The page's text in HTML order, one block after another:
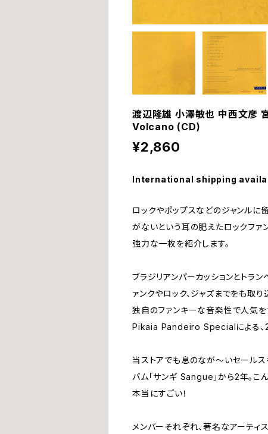
渡辺隆雄 小澤敏也 中西文
Volcano (CD)
¥2,860
International shipping
ロックやポップスなどのジャンルに
がないという耳の肥えたロックファ
強力な一枚を紹介します。
ブラジリアンパーカッションとトラン
ァンクやロック、ジャズまでをも取
独自のファンキーな音楽性で人気
Pikaia Pandeiro Specialによる、
当ストアでも息のなが〜いセール
バム「サンギ Sangue」から2年。こ
本当にすごい！
メンバーそれぞれ、著名なアーティ